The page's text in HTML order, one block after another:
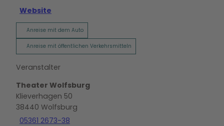
Website
Anreise mit dem Auto
Anreise mit öffentlichen Verkehrsmitteln
Veranstalter
Theater Wolfsburg
Klieverhagen 50
38440 Wolfsburg
05361 2673-38